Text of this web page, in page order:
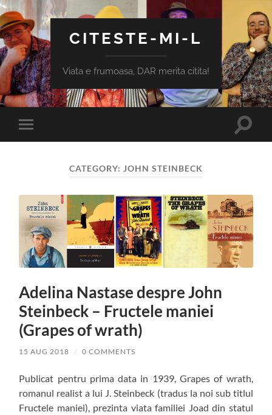
CITESTE-MI-L
Viata e frumoasa, DAR merita citita!
Toggle
mobile
Toggle
CATEGORY: JOHN STEINBECK
Adelina Nastase despre John
Steinbeck – Fructele maniei
(Grapes of wrath)
15 AUG 2018 / 0 COMMENTS
Publicat pentru prima data in 1939, Grapes of wrath,
romanul realist a lui J. Steinbeck (tradus la noi sub titlul
Fructele maniei), prezinta viata familiei Joad din statul